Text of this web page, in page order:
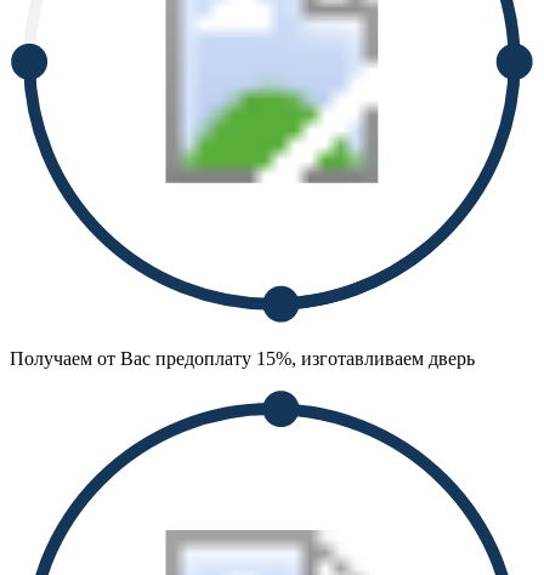
Получаем от Вас предоплату 15%, изготавливаем дверь